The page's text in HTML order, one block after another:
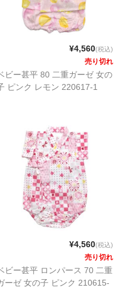
¥4,560(税込)
売り切れ
ビー甚平 80 二重ガーゼ 女の
ピンク レモン 220617-1
¥4,560(税込)
売り切れ
ビー甚平 ロンパース 70 二重
ーゼ 女の子 ピンク 210615-